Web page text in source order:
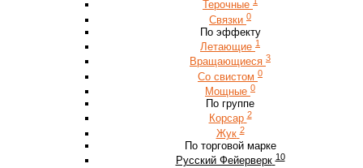
Терочные
Связки 0
По эффекту
Летающие 1
Вращающиеся 3
Со свистом 0
Мощные 0
По группе
Корсар 2
Жук 2
По торговой марке
Русский Фейерверк 10